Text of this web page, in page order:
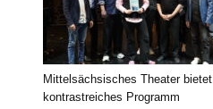
Mittelsächsisches Theater bietet
kontrastreiches Programm